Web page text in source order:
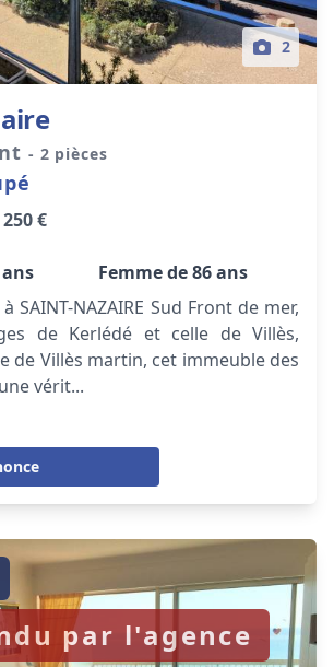
2
- 2 pièces
€
Femme de 86 ans
SAINT-NAZAIRE Sud Front de mer,
de Kerlédé et celle de Villès,
de Villès martin, cet immeuble des
vérit...
par l'agence